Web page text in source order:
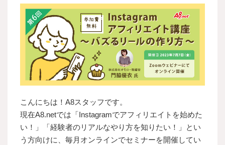
こんにちは！A8スタッフです。
現在A8.netでは「Instagramでアフィリエイトを始めた
い！
」「経験者のリアルなやり方を知りたい！
」とい
う方向けに、毎月オンラインでセミナーを開催してい